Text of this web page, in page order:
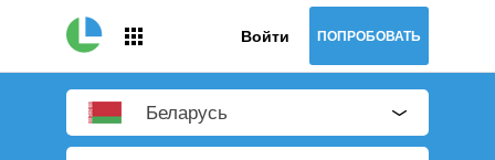
Войти ПОПРОБОВАТЬ
Беларусь